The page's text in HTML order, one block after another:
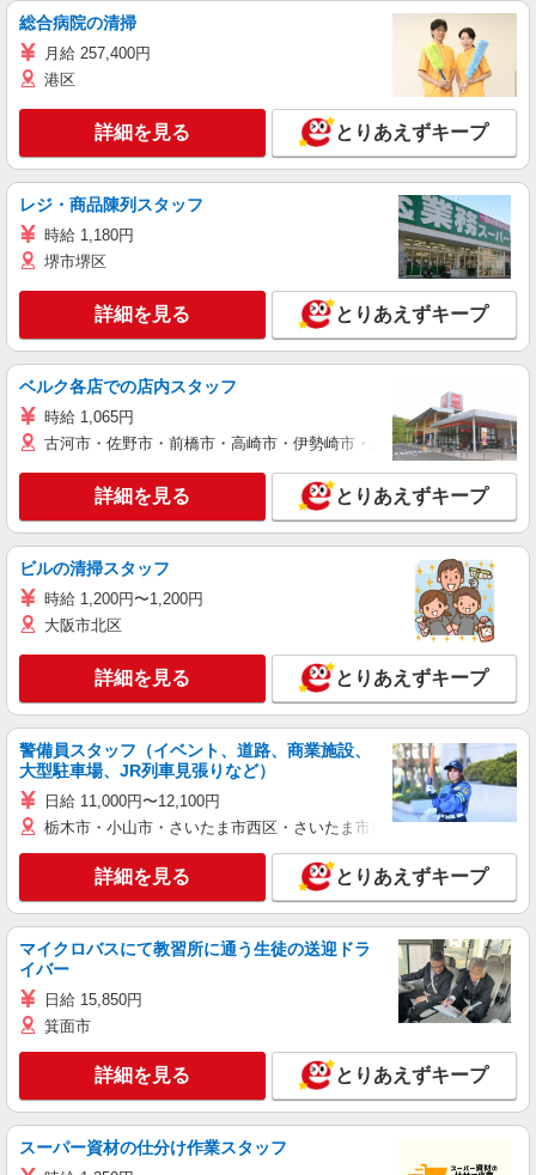
総合病院の清掃
月給 257,400円
港区
詳細を見る とりあえずキープ
レジ・商品陳列スタッフ
時給 1,180円
堺市堺区
詳細を見る とりあえずキープ
ベルク各店での店内スタッフ
時給 1,065円
古河市・佐野市・前橋市・高崎市・伊勢崎市・太田市・館林市・藤
詳細を見る とりあえずキープ
ビルの清掃スタッフ
時給 1,200円〜1,200円
大阪市北区
詳細を見る とりあえずキープ
警備員スタッフ（イベント、道路、商業施設、
大型駐車場、JR列車見張りなど）
日給 11,000円〜12,100円
栃木市・小山市・さいたま市西区・さいたま市岩槻区・久喜市・蓮田
詳細を見る とりあえずキープ
マイクロバスにて教習所に通う生徒の送迎ドラ
イバー
日給 15,850円
箕面市
詳細を見る とりあえずキープ
スーパー資材の仕分け作業スタッフ